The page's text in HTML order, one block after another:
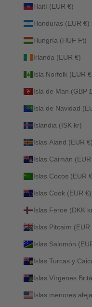
Haití (EUR €)
Honduras (EUR €)
Hungría (HUF Ft)
Irlanda (EUR €)
Isla Norfolk (EUR
Isla de Man (GBP
Isla de Navidad
Islandia (ISK kr)
Islas Aland (EUR €)
Islas Caimán
Islas Cocos (EUR
Islas Cook (EUR €)
Islas Feroe (DKK
Islas Pitcairn (EUR
Islas Salomón
Islas Turcas y
Islas Vírgenes
Islas menores